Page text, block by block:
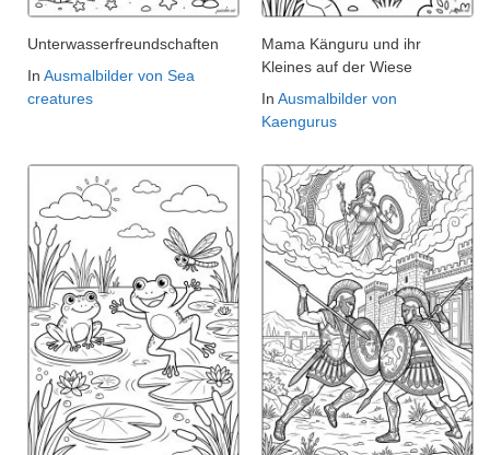
Unterwasserfreundschaften
In Ausmalbilder von Sea
creatures
Mama Känguru und ihr
Kleines auf der Wiese
In Ausmalbilder von
Kaengurus